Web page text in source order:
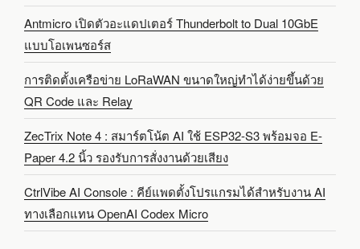
Antmicro เปิดตัวอะแดปเตอร์ Thunderbolt to Dual 10GbE
แบบโอเพนซอร์ส
การติดตั้งเครือข่าย LoRaWAN ขนาดใหญ่ทำได้ง่ายขึ้นด้วย
QR Code และ Relay
ZecTrix Note 4 : สมาร์ตโน้ต AI ใช้ ESP32-S3 พร้อมจอ E-
Paper 4.2 นิ้ว รองรับการสั่งงานด้วยเสียง
CtrlVibe AI Console : คีย์แพดตั้งโปรแกรมได้สำหรับงาน AI
ทางเลือกแทน OpenAI Codex Micro